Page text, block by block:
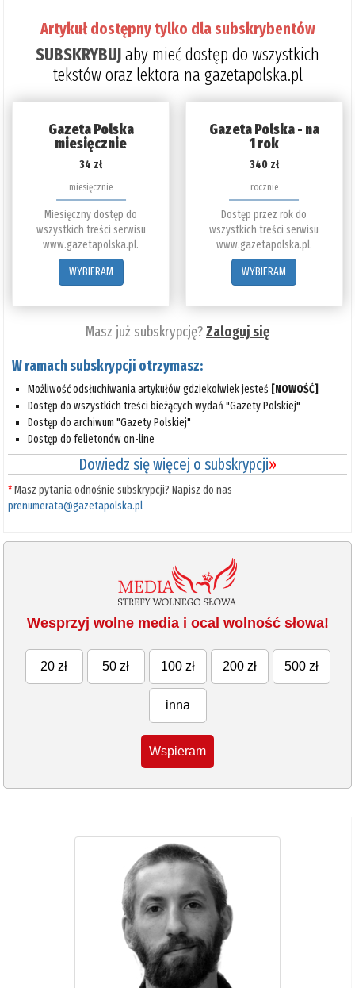
Artykuł dostępny tylko dla subskrybentów
SUBSKRYBUJaby mieć dostęp do wszystkich
tekstów oraz lektora na gazetapolska.pl
Gazeta Polska
miesięcznie
34 zł
miesięcznie
Miesięczny dostęp do
wszystkich treści serwisu
www.gazetapolska.pl.
WYBIERAM
Gazeta Polska - na
1 rok
340 zł
rocznie
Dostęp przez rok do
wszystkich treści serwisu
www.gazetapolska.pl.
WYBIERAM
Masz już subskrypcję?Zaloguj się
W ramach subskrypcji otrzymasz:
Możliwość odsłuchiwania artykułów gdziekolwiek jesteś [NOWOŚĆ]
Dostęp do wszystkich treści bieżących wydań "Gazety Polskiej"
Dostęp do archiwum "Gazety Polskiej"
Dostęp do felietonów on-line
Dowiedz się więcej o subskrypcji»
*Masz pytania odnośnie subskrypcji? Napisz do nas
prenumerata@gazetapolska.pl
Wesprzyj wolne media i ocal wolność słowa!
20 zł 50 zł 100 zł 200 zł 500 zł
inna
Wspieram